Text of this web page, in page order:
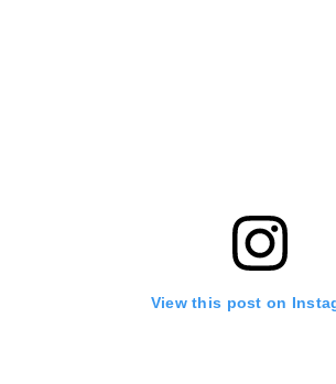
View this post on